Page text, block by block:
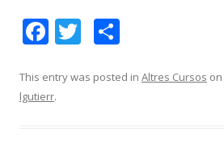
F
e
b
T
itt m
This entry was posted in Altres Cursos on
lgutierr.